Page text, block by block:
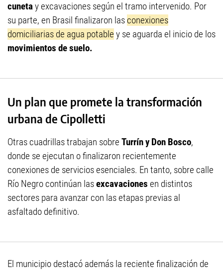
cunetay excavaciones según el tramo intervenido. Por
su parte, en Brasil finalizaron las conexiones
domiciliarias de agua potable y se aguarda el inicio de los
movimientos de suelo.
Un plan que promete la transformación
urbana de Cipolletti
Otras cuadrillas trabajan sobre Turrín y Don Bosco,
donde se ejecutan o finalizaron recientemente
conexiones de servicios esenciales. En tanto, sobre calle
Río Negro continúan lasexcavaciones en distintos
sectores para avanzar con las etapas previas al
asfaltado definitivo.
El municipio destacó además la reciente finalización de